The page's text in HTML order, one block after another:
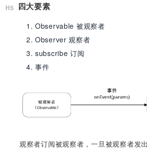
四大要素
Observable 被观察者
Observer 观察者
subscribe 订阅
事件
观察者订阅被观察者，一旦被观察者发